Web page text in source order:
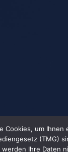
Cookies, um
(TMG)
Ihre Daten